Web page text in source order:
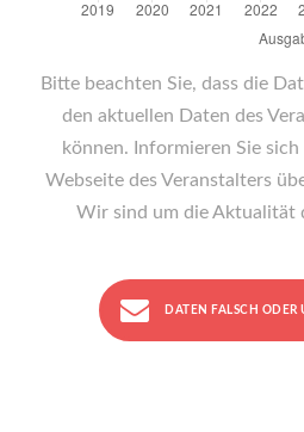
Bitte beachten Sie, dass die
den aktuellen Daten des
können. Informieren Sie
Webseite des Veranstalters
Wir sind um die Aktualität
DATEN FALSCH ODER